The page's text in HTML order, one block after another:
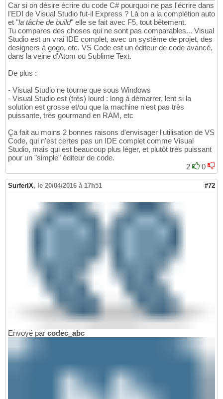
Car si on désire écrire du code C# pourquoi ne pas l'écrire dans
l'EDI de Visual Studio fut-il Express ? Là on a la complétion auto
et "la tâche de build" elle se fait avec F5, tout bêtement.
Tu compares des choses qui ne sont pas comparables... Visual
Studio est un vrai IDE complet, avec un système de projet, des
designers à gogo, etc. VS Code est un éditeur de code avancé,
dans la veine d'Atom ou Sublime Text.
De plus :
- Visual Studio ne tourne que sous Windows
- Visual Studio est (très) lourd : long à démarrer, lent si la
solution est grosse et/ou que la machine n'est pas très
puissante, très gourmand en RAM, etc
Ça fait au moins 2 bonnes raisons d'envisager l'utilisation de VS
Code, qui n'est certes pas un IDE complet comme Visual
Studio, mais qui est beaucoup plus léger, et plutôt très puissant
pour un "simple" éditeur de code.
2
0
SurferIX, le 20/04/2016 à 17h51 #72
Envoyé par codec_abc